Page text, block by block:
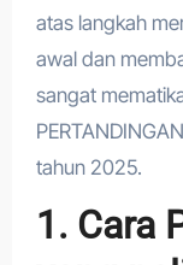
atas langkah
awal dan
sangat
tahun 2025.
1. Cara